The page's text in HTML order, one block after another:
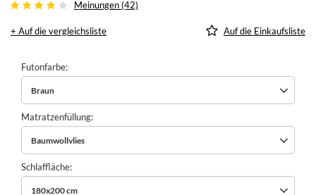
Meinungen (42)
+ Auf die vergleichsliste Auf die Einkaufsliste
Futonfarbe
Braun
Matratzenfüllung
Baumwollvlies
Schlaffläche
180x200 cm